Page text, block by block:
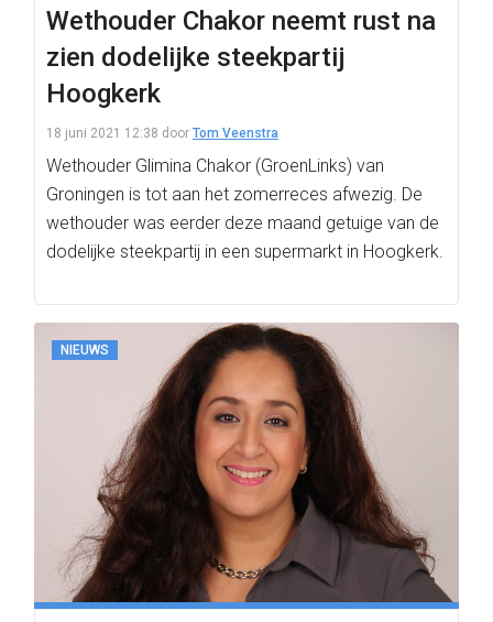
Wethouder Chakor neemt rust na
zien dodelijke steekpartij
Hoogkerk
18 juni 2021 12:38 door Tom Veenstra
Wethouder Glimina Chakor (GroenLinks) van
Groningen is tot aan het zomerreces afwezig. De
wethouder was eerder deze maand getuige van de
dodelijke steekpartij in een supermarkt in Hoogkerk.
NIEUWS